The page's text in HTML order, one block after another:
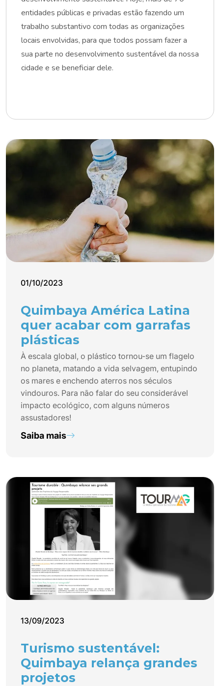
entidades públicas e privadas estão fazendo um
trabalho substantivo com todas as organizações
locais envolvidas, para que todos possam fazer a
sua parte no desenvolvimento sustentável da nossa
cidade e se beneficiar dele.
01/10/2023
Quimbaya América Latina
quer acabar com garrafas
plásticas
À escala global, o plástico tornou-se um flagelo
no planeta, matando a vida selvagem, entupindo
os mares e enchendo aterros nos séculos
vindouros. Para não falar do seu considerável
impacto ecológico, com alguns números
assustadores!
Saiba mais
13/09/2023
Turismo sustentável:
Quimbaya relança grandes
projetos